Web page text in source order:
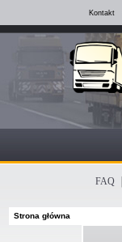
Kontakt
FAQ
Strona główna